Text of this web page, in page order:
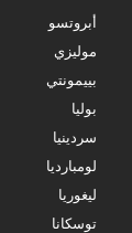
أبروتسو
موليزي
بييمونتي
بوليا
سردينيا
لومبارديا
ليغوريا
توسكانا